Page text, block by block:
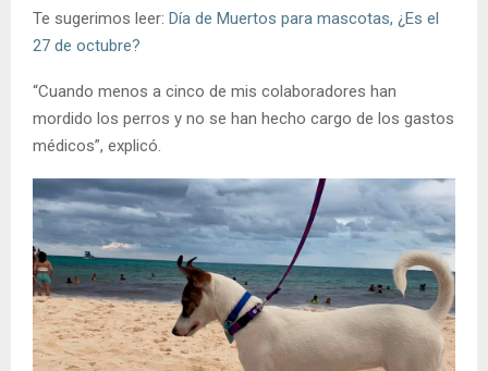
Te sugerimos leer: Día de Muertos para mascotas, ¿Es el
27 de octubre?
“Cuando menos a cinco de mis colaboradores han
mordido los perros y no se han hecho cargo de los gastos
médicos”, explicó.